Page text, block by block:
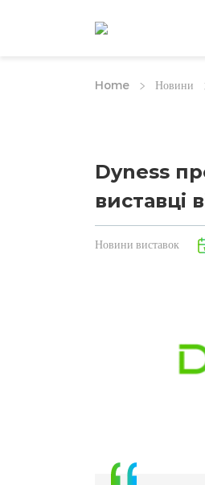
Home Новини
Dyness
виставці
Новини виставок